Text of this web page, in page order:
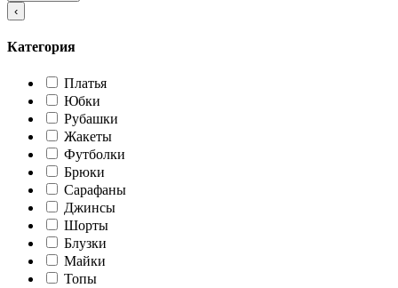
‹
Категория
Платья
Юбки
Рубашки
Жакеты
Футболки
Брюки
Сарафаны
Джинсы
Шорты
Блузки
Майки
Топы